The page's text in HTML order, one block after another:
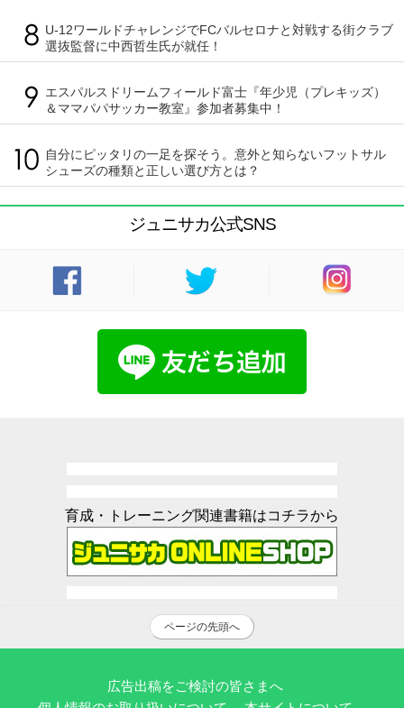
U-12ワールドチャレンジでFCバルセロナと対戦する街クラブ
選抜監督に中西哲生氏が就任！
エスパルスドリームフィールド富士『年少児（プレキッズ）
＆ママパパサッカー教室』参加者募集中！
自分にピッタリの一足を探そう。意外と知らないフットサル
シューズの種類と正しい選び方とは？
ジュニサカ公式SNS
育成・トレーニング関連書籍はコチラから
ページの先頭へ
広告出稿をご検討の皆さまへ